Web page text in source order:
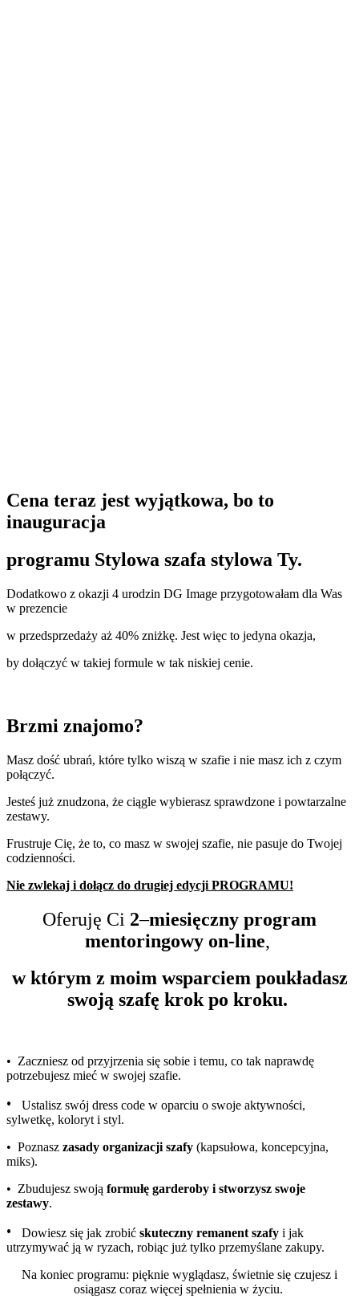
Cena teraz jest wyjątkowa, bo to
inauguracja
programu Stylowa szafa stylowa Ty.
Dodatkowo z okazji 4 urodzin DG Image przygotowałam dla Was
w prezencie
w przedsprzedaży aż 40% zniżkę. Jest więc to jedyna okazja,
by dołączyć w takiej formule w tak niskiej cenie.
Brzmi znajomo?
Masz dość ubrań, które tylko wiszą w szafie i nie masz ich z czym
połączyć.
Jesteś już znudzona, że ciągle wybierasz sprawdzone i powtarzalne
zestawy.
Frustruje Cię, że to, co masz w swojej szafie, nie pasuje do Twojej
codzienności.
Nie zwlekaj i dołącz do drugiej edycji PROGRAMU!
Oferuję Ci 2–miesięczny program
mentoringowy on-line,
w którym z moim wsparciem poukładasz
swoją szafę krok po kroku.
• Zaczniesz od przyjrzenia się sobie i temu, co tak naprawdę
potrzebujesz mieć w swojej szafie.
•
Ustalisz swój dress code w oparciu o swoje aktywności,
sylwetkę, koloryt i styl.
• Poznasz zasady organizacji szafy (kapsułowa, koncepcyjna,
miks).
• Zbudujesz swoją formułę garderoby i stworzysz swoje
zestawy.
• Dowiesz się jak zrobić skuteczny remanent szafy i jak
utrzymywać ją w ryzach, robiąc już tylko przemyślane zakupy.
Na koniec programu: pięknie wyglądasz, świetnie się czujesz i
osiągasz coraz więcej spełnienia w życiu.